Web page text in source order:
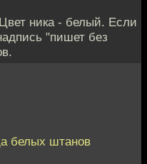
ника - белый. Если
"пишет без
белых штанов